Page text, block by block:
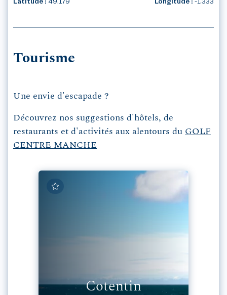
Latitude : 49.179 Longitude : -1.333
Tourisme
Une envie d'escapade ?
Découvrez nos suggestions d'hôtels, de
restaurants et d'activités aux alentours du GOLF
CENTRE MANCHE
Cotentin